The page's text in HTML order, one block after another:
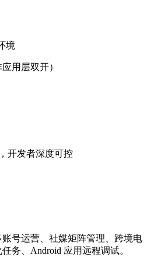
境
用层双开）
开发者深度可控
运营、社媒矩阵管理、跨境电
务、Android 应用远程调试。